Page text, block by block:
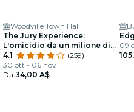
Woodville Town Hall
The Jury Experience:
L'omicidio da un milione di
dollari
4.1
(259)
30 ott - 06 nov
Da 34,00 A$
09